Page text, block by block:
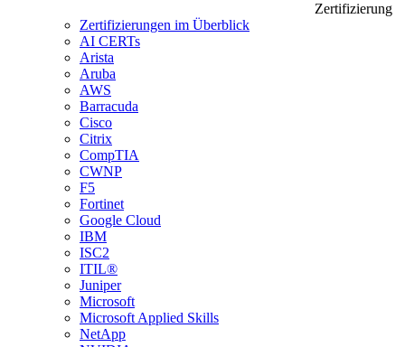
Zertifizierung
Zertifizierungen im Überblick
AI CERTs
Arista
Aruba
AWS
Barracuda
Cisco
Citrix
CompTIA
CWNP
F5
Fortinet
Google Cloud
IBM
ISC2
ITIL®
Juniper
Microsoft
Microsoft Applied Skills
NetApp